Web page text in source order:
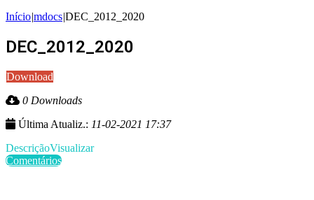
Início|mdocs|DEC_2012_2020
DEC_2012_2020
Download
0 Downloads
Última Atualiz.: 11-02-2021 17:37
DescriçãoVisualizar
Comentários